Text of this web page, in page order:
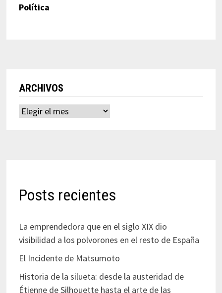
Política
ARCHIVOS
Archivos
Posts recientes
La emprendedora que en el siglo XIX dio
visibilidad a los polvorones en el resto de España
El Incidente de Matsumoto
Historia de la silueta: desde la austeridad de
Étienne de Silhouette hasta el arte de las